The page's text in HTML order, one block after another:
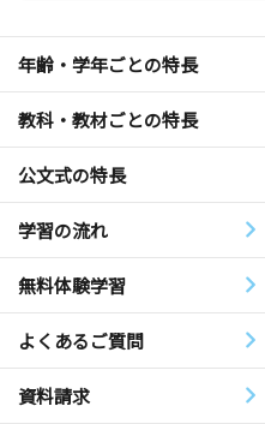
年齢・学年ごとの特長
教科・教材ごとの特長
公文式の特長
学習の流れ
無料体験学習
よくあるご質問
資料請求